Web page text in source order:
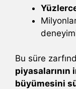
Bu süre
piyasalarının
büyümesini